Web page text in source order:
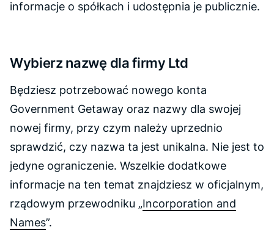
informacje o spółkach i udostępnia je publicznie.
Wybierz nazwę dla firmy Ltd
Będziesz potrzebować nowego konta
Government Getaway oraz nazwy dla swojej
nowej firmy, przy czym należy uprzednio
sprawdzić, czy nazwa ta jest unikalna. Nie jest to
jedyne ograniczenie. Wszelkie dodatkowe
informacje na ten temat znajdziesz w oficjalnym,
rządowym przewodniku „Incorporation and
Names”.